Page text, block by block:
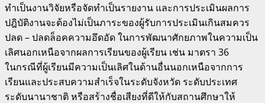
ทำเป็นงานวิจัยหรือจัดทำเป็นรายงาน และการประเมินผลการ
ปฎิบัติงานจะต้องไม่เป็นภาระของผู้รับการประเมินเกินสมควร
ปลด – ปลดล็อคความอึดอัด ในการพัฒนาศักยภาพในความเป็น
เลิศนอกเหนือจากผลการเรียนของผู้เรียน เช่น มาตรา 36
ในกรณีที่ผู้เรียนมีความเป็นเลิศในด้านอื่นนอกเหนือจากการ
เรียนและประสบความสำเร็จในระดับจังหวัด ระดับประเทศ
ระดับนานาชาติ หรือสร้างชื่อเสียงที่ดีให้กับสถานศึกษาให้